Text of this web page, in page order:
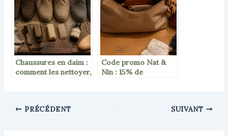
Chaussures en daim :
comment les nettoyer,
Code promo Nat &
Nin : 15% de
PRÉCÉDENT
SUIVANT